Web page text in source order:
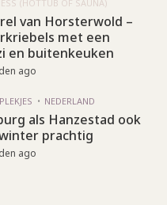
(HOTTUB OF SAUNA)
van Horsterwold –
met een
en buitenkeuken
ago
NEDERLAND
als Hanzestad ook
prachtig
ago